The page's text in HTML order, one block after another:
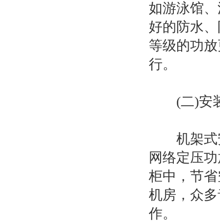
如游泳馆
好的防水
等级的功
行。​
(二)安
机架式安
网络定压
柜中，节
机房，众
作。​